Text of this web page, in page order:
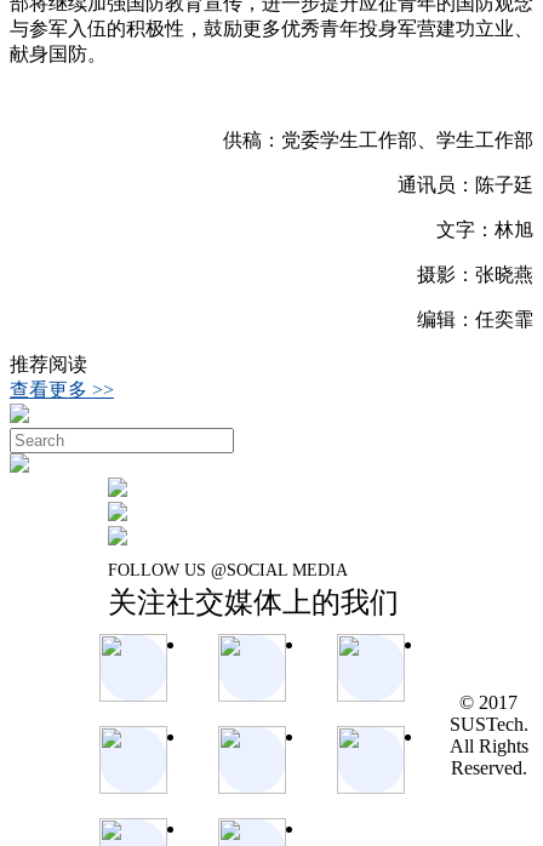
与参军入伍的积极性，鼓励更多优秀青年投身军营建功立业、
献身国防。
供稿：党委学生工作部、学生工作部
通讯员：陈子廷
文字：林旭
摄影：张晓燕
编辑：任奕霏
推荐阅读
查看更多 >>
FOLLOW US @SOCIAL MEDIA
关注社交媒体上的我们
© 2017
SUSTech.
All Rights
Reserved.